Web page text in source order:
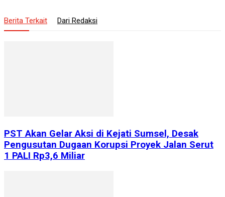
Berita Terkait Dari Redaksi
PST Akan Gelar Aksi di Kejati Sumsel, Desak
Pengusutan Dugaan Korupsi Proyek Jalan Serut
1 PALI Rp3,6 Miliar